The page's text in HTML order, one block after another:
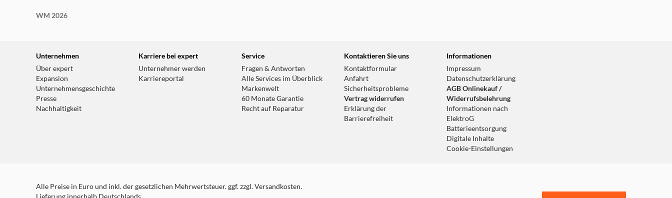
WM 2026
Unternehmen
Über expert
Expansion
Unternehmensgeschichte
Presse
Nachhaltigkeit
Karriere bei expert
Unternehmer werden
Karriereportal
Service
Fragen & Antworten
Alle Services im Überblick
Markenwelt
60 Monate Garantie
Recht auf Reparatur
Kontaktieren Sie uns
Kontaktformular
Anfahrt
Sicherheitsprobleme
Vertrag widerrufen
Erklärung der
Barrierefreiheit
Informationen
Impressum
Datenschutzerklärung
AGB Onlinekauf /
Widerrufsbelehrung
Informationen nach
ElektroG
Batterieentsorgung
Digitale Inhalte
Cookie-Einstellungen
Alle Preise in Euro und inkl. der gesetzlichen Mehrwertsteuer. ggf. zzgl. Versandkosten.
Lieferung innerhalb Deutschlands.